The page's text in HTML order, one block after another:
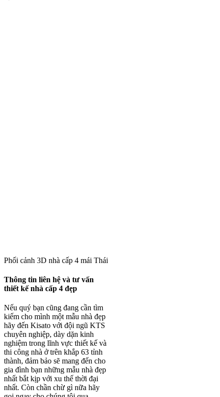
Phối cảnh 3D nhà cấp 4 mái Thái được săn đón nhất hiện nay tại
Thông tin liên hệ và tư vấn
thiết kế nhà cấp 4 đẹp
Nếu quý bạn cũng đang cần tìm
kiếm cho mình một mẫu nhà đẹp
hãy đến Kisato với đội ngũ KTS
chuyên nghiệp, dày dặn kinh
nghiệm trong lĩnh vực thiết kế và
thi công nhà ở trên khắp 63 tỉnh
thành, đảm bảo sẽ mang đến cho
gia đình bạn những mẫu nhà đẹp
nhất bắt kịp với xu thế thời đại
nhất. Còn chần chừ gì nữa hãy